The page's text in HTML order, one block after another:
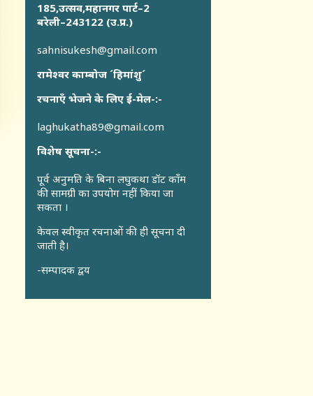
185,उत्सव,महानगर पार्ट–2
बरेली–243122 (उ.प्र.)
sahnisukesh@gmail.com
रामेश्वर काम्बोज ´हिमांशु´
रचनाएँ भेजने के लिए ई-मेल-:-
laghukatha89@gmail.com
विशेष सूचना-:-
पूर्व अनुमति के बिना लघुकथा डॉट कॉंम
की सामग्री का उपयोग नहीं किया जा
सकता ।
केवल स्वीकृत रचनाओं की ही सूचना दी
जाती है।
-सम्पादक द्वय